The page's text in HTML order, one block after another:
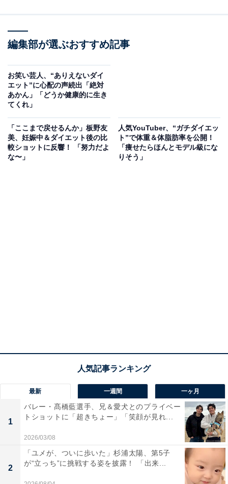
編集部が選ぶおすすめ記事
お笑い芸人、“ありえないダイ
エット”に心配の声続出「絶対
あかん」「どうか健康的に生き
てくれ」
「ここまで戻せるんか」板野友
美、妊娠中＆ダイエット後の比
較ショットに反響！ 「努力だよ
な〜」
人気YouTuber、“ガチダイエッ
ト”で体重＆体脂肪率を公開！
「痩せたらほんとモデル級にな
りそう」
最新 一週間 一ヶ月
1
バレー・髙橋藍選手、兄＆愛犬とのプライベー
トショットに「超きちょー」「笑顔が見れ...
2026/03/08
2
「ユメが、ついに歩いた」杉浦太陽、第5子
が“立っち”に挑戦する姿を披露！ 「出来...